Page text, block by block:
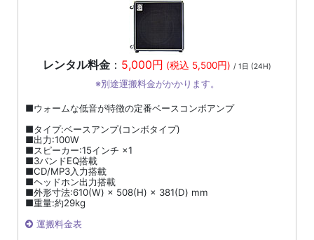
レンタル料金 ： 5,000円 (税込 5,500円) / 1日 (24H)
※別途運搬料金がかかります。
■ウォームな低音が特徴の定番ベースコンボアンプ
■タイプ:ベースアンプ(コンボタイプ)
■出力:100W
■スピーカー:15インチ ×1
■3バンドEQ搭載
■CD/MP3入力搭載
■ヘッドホン出力搭載
■外形寸法:610(W) × 508(H) × 381(D) mm
■重量:約29kg
運搬料金表